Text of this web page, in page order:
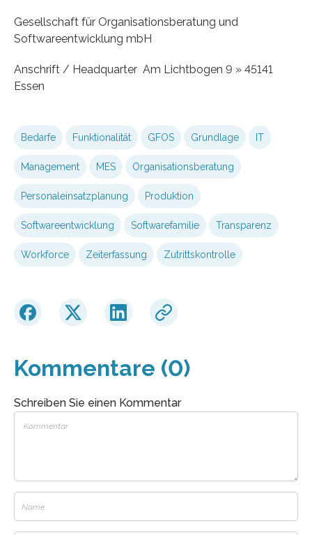
Gesellschaft für Organisationsberatung und
Softwareentwicklung mbH
Anschrift / Headquarter Am Lichtbogen 9 » 45141
Essen
Bedarfe Funktionalität GFOS Grundlage IT
Management MES Organisationsberatung
Personaleinsatzplanung Produktion
Softwareentwicklung Softwarefamilie Transparenz
Workforce Zeiterfassung Zutrittskontrolle
Kommentare (0)
Schreiben Sie einen Kommentar